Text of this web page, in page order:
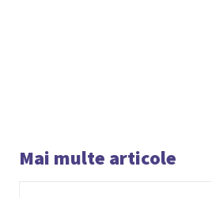
Mai multe articole